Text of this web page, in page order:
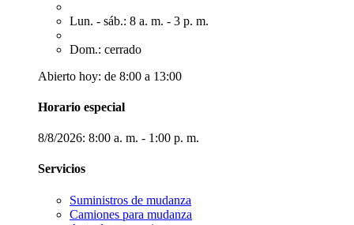
Lun. - sáb.: 8 a. m. - 3 p. m.
Dom.: cerrado
Abierto hoy: de 8:00 a 13:00
Horario especial
8/8/2026: 8:00 a. m. - 1:00 p. m.
Servicios
Suministros de mudanza
Camiones para mudanza